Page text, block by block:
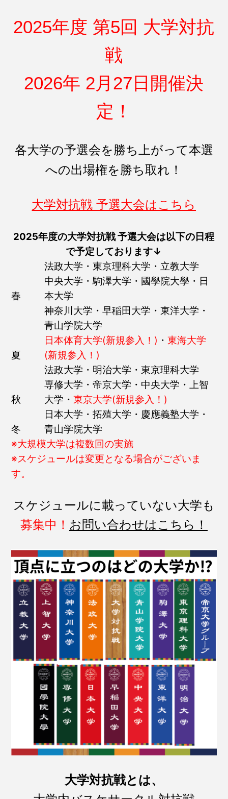
2025年度 第5回 大学対抗
戦
2026年 2月 27日開催決
定！
各大学の予選会を勝ち上がって本選
への出場権を勝ち取れ！
大学対抗戦 予選大会はこちら
2025年度の大学対抗戦 予選大会は以下の日程
で予定しております↓
春
法政大学・東京理科大学・立教大学
中央大学・駒澤大学・國學院大學・日
本大学
夏
神奈川大学・早稲田大学・東洋大学・
青山学院大学
日本体育大学(新規参入！) ・東海大学
(新規参入！)
秋
法政大学・明治大学・東京理科大学
専修大学・帝京大学・中央大学・上智
大学・東京大学(新規参入！)
冬
日本大学・拓殖大学・慶應義塾大学・
青山学院大学
※大規模大学は複数回の実施
※スケジュールは変更となる場合がございま
す。
スケジュールに載っていない大学も
募集中！ お問い合わせはこちら！
大学対抗戦とは、